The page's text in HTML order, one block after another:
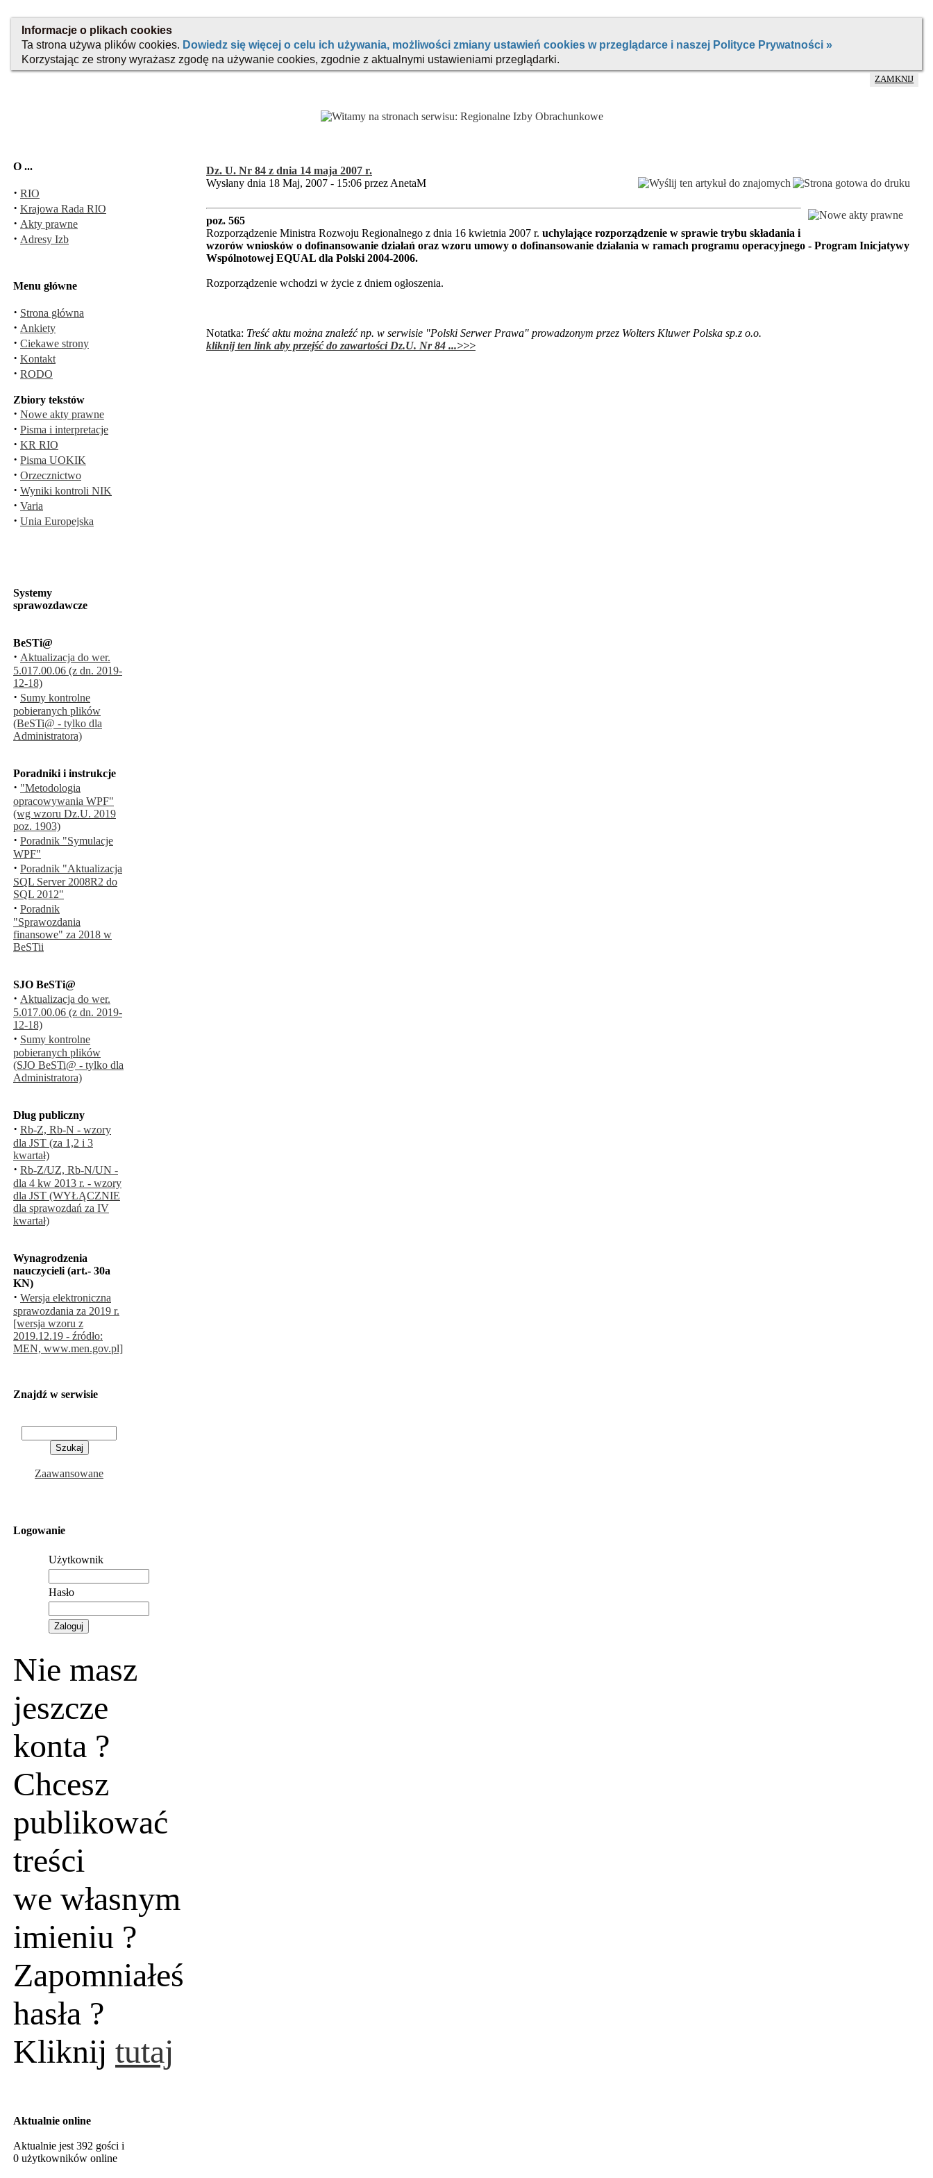
ZAMKNIJ
O ...
· RIO
· Krajowa Rada RIO
· Akty prawne
· Adresy Izb
Menu główne
· Strona główna
· Ankiety
· Ciekawe strony
· Kontakt
· RODO
Zbiory tekstów
· Nowe akty prawne
· Pisma i interpretacje
· KR RIO
· Pisma UOKIK
· Orzecznictwo
· Wyniki kontroli NIK
· Varia
· Unia Europejska
Systemy
sprawozdawcze
BeSTi@
· Aktualizacja do wer.
5.017.00.06 (z dn. 2019-
12-18)
· Sumy kontrolne
pobieranych plików
(BeSTi@ - tylko dla
Administratora)
Poradniki i instrukcje
· "Metodologia
opracowywania WPF"
(wg wzoru Dz.U. 2019
poz. 1903)
· Poradnik "Symulacje
WPF"
· Poradnik "Aktualizacja
SQL Server 2008R2 do
SQL 2012"
· Poradnik
"Sprawozdania
finansowe" za 2018 w
BeSTii
SJO BeSTi@
· Aktualizacja do wer.
5.017.00.06 (z dn. 2019-
12-18)
· Sumy kontrolne
pobieranych plików
(SJO BeSTi@ - tylko dla
Administratora)
Dług publiczny
· Rb-Z, Rb-N - wzory
dla JST (za 1,2 i 3
kwartał)
· Rb-Z/UZ, Rb-N/UN -
dla 4 kw 2013 r. - wzory
dla JST (WYŁĄCZNIE
dla sprawozdań za IV
kwartał)
Wynagrodzenia
nauczycieli (art.- 30a
KN)
· Wersja elektroniczna
sprawozdania za 2019 r.
[wersja wzoru z
2019.12.19 - źródło:
MEN, www.men.gov.pl]
Znajdź w serwisie
Zaawansowane
Logowanie
Użytkownik
Hasło
Nie masz
jeszcze
konta ?
Chcesz
publikować
treści
we własnym
imieniu ?
Zapomniałeś
hasła ?
Kliknij tutaj
Aktualnie online
Aktualnie jest 392 gości i
0 użytkowników online
Dz. U. Nr 84 z dnia 14 maja 2007 r.
Wysłany dnia 18 Maj, 2007 - 15:06 przez AnetaM
poz. 565
Rozporządzenie Ministra Rozwoju Regionalnego z dnia 16 kwietnia 2007 r. uchylające rozporządzenie w sprawie trybu składania i
wzorów wniosków o dofinansowanie działań oraz wzoru umowy o dofinansowanie działania w ramach programu operacyjnego - Program Inicjatywy
Wspólnotowej EQUAL dla Polski 2004-2006.
Rozporządzenie wchodzi w życie z dniem ogłoszenia.
Notatka: Treść aktu można znaleźć np. w serwisie "Polski Serwer Prawa" prowadzonym przez Wolters Kluwer Polska sp.z o.o.
kliknij ten link aby przejść do zawartości Dz.U. Nr 84 ...>>>